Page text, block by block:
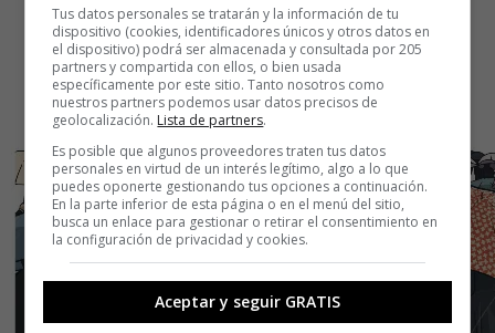
Tus datos personales se tratarán y la información de tu
dispositivo (cookies, identificadores únicos y otros datos en
el dispositivo) podrá ser almacenada y consultada por 205
partners y compartida con ellos, o bien usada
específicamente por este sitio. Tanto nosotros como
nuestros partners podemos usar datos precisos de
geolocalización. Lista de partners.
Es posible que algunos proveedores traten tus datos
personales en virtud de un interés legítimo, algo a lo que
puedes oponerte gestionando tus opciones a continuación.
En la parte inferior de esta página o en el menú del sitio,
busca un enlace para gestionar o retirar el consentimiento en
la configuración de privacidad y cookies.
Aceptar y seguir GRATIS